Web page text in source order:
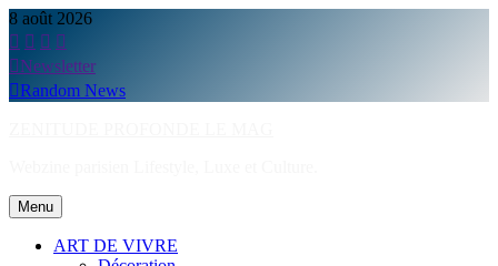
Skip
to
content
8 août 2026
Newsletter
Random News
Menu
ART DE VIVRE